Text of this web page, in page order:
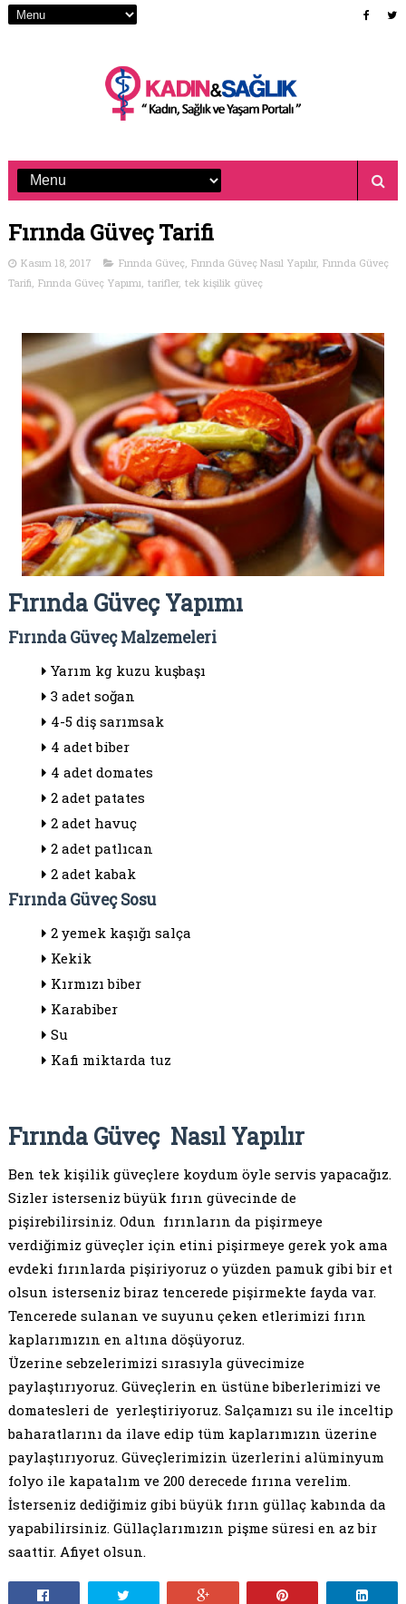
Fırında Güveç Tarifi
Kasım 18, 2017 Fırında Güveç, Fırında Güveç Nasıl Yapılır, Fırında Güveç
Tarifi, Fırında Güveç Yapımı, tarifler, tek kişilik güveç
Fırında Güveç Yapımı
Fırında Güveç Malzemeleri
Yarım kg kuzu kuşbaşı
3 adet soğan
4-5 diş sarımsak
4 adet biber
4 adet domates
2 adet patates
2 adet havuç
2 adet patlıcan
2 adet kabak
Fırında Güveç Sosu
2 yemek kaşığı salça
Kekik
Kırmızı biber
Karabiber
Su
Kafi miktarda tuz
Fırında Güveç Nasıl Yapılır
Ben tek kişilik güveçlere koydum öyle servis yapacağız.
Sizler isterseniz büyük fırın güvecinde de
pişirebilirsiniz. Odun fırınların da pişirmeye
verdiğimiz güveçler için etini pişirmeye gerek yok ama
evdeki fırınlarda pişiriyoruz o yüzden pamuk gibi bir et
olsun isterseniz biraz tencerede pişirmekte fayda var.
Tencerede sulanan ve suyunu çeken etlerimizi fırın
kaplarımızın en altına döşüyoruz.
Üzerine sebzelerimizi sırasıyla güvecimize
paylaştırıyoruz. Güveçlerin en üstüne biberlerimizi ve
domatesleri de yerleştiriyoruz. Salçamızı su ile inceltip
baharatlarını da ilave edip tüm kaplarımızın üzerine
paylaştırıyoruz. Güveçlerimizin üzerlerini alüminyum
folyo ile kapatalım ve 200 derecede fırına verelim.
İsterseniz dediğimiz gibi büyük fırın güllaç kabında da
yapabilirsiniz. Güllaçlarımızın pişme süresi en az bir
saattir. Afiyet olsun.